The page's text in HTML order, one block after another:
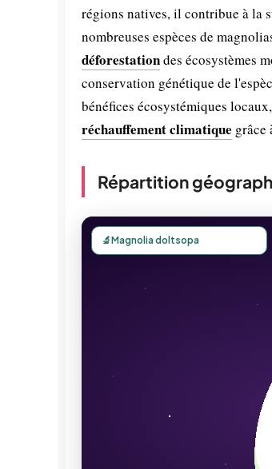
régions natives, il contribue à la
nombreuses espèces de
déforestationdes écosystèmes
conservation génétique de
bénéfices écosystémiques
réchauffement climatique grâce
Répartition